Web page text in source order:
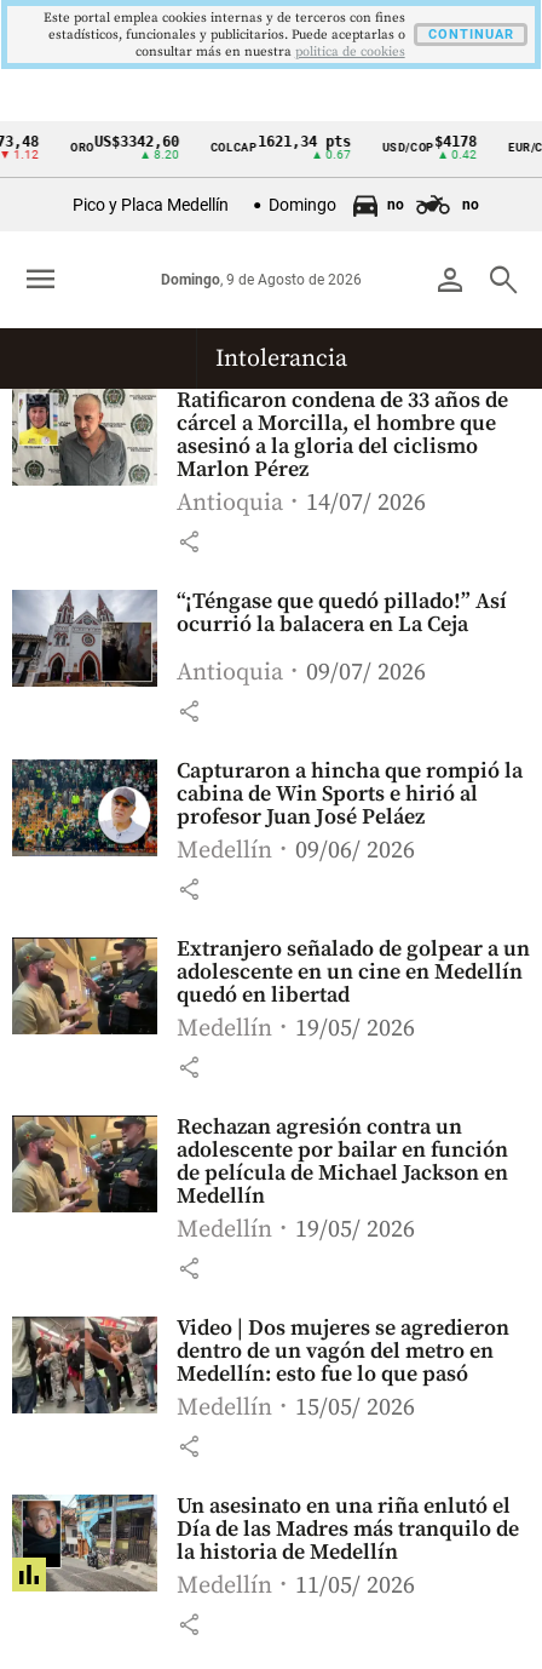
Cintillo
Colombia
OROUS$3342,60
▲ 8.20
COLCAP1621,34 pts
▲ 0.67
USD/COP$4178
▲ 0.42
EUR/
Pico y Placa Medellín Domingo no no
person search
Domingo, 9 de Agosto de 2026
menu
Intolerancia
Ratificaron condena de 33 años de
cárcel a Morcilla, el hombre que
asesinó a la gloria del ciclismo
Marlon Pérez
Antioquia 14/07/ 2026
share
“¡Téngase que quedó pillado!” Así
ocurrió la balacera en La Ceja
Antioquia 09/07/ 2026
share
Capturaron a hincha que rompió la
cabina de Win Sports e hirió al
profesor Juan José Peláez
Medellín 09/06/ 2026
share
Extranjero señalado de golpear a un
adolescente en un cine en Medellín
quedó en libertad
Medellín 19/05/ 2026
share
Rechazan agresión contra un
adolescente por bailar en función
de película de Michael Jackson en
Medellín
Medellín 19/05/ 2026
share
Video | Dos mujeres se agredieron
dentro de un vagón del metro en
Medellín: esto fue lo que pasó
Medellín 15/05/ 2026
share
Un asesinato en una riña enlutó el
Día de las Madres más tranquilo de
la historia de Medellín
Medellín 11/05/ 2026
share
Este portal emplea cookies internas y de terceros con fines
estadísticos, funcionales y publicitarios. Puede aceptarlas o
consultar más en nuestra politica de cookies
CONTINUAR